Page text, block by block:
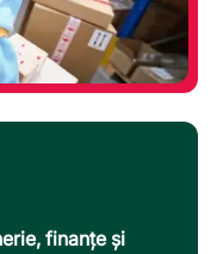
finanțe și